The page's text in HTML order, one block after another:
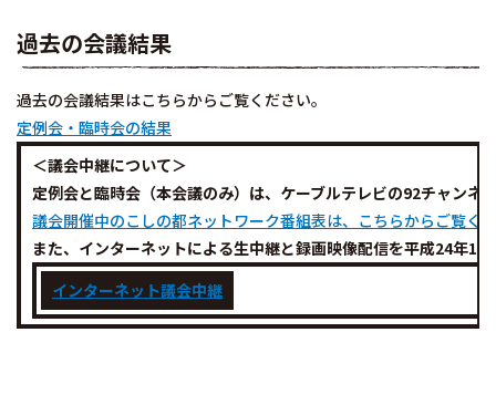
過去の会議結果
過去の会議結果はこちらからご覧ください。
定例会・臨時会の結果
＜議会中継について＞
定例会と臨時会（本会議のみ）は、ケーブルテレビの92チャンネ
議会開催中のこしの都ネットワーク番組表は、こちらからご覧く
また、インターネットによる生中継と録画映像配信を平成24年12
インターネット議会中継